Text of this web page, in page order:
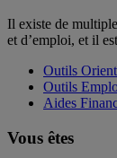
Il existe de
et d’emploi, et il
Outils
Outils
Aides
Vous êtes